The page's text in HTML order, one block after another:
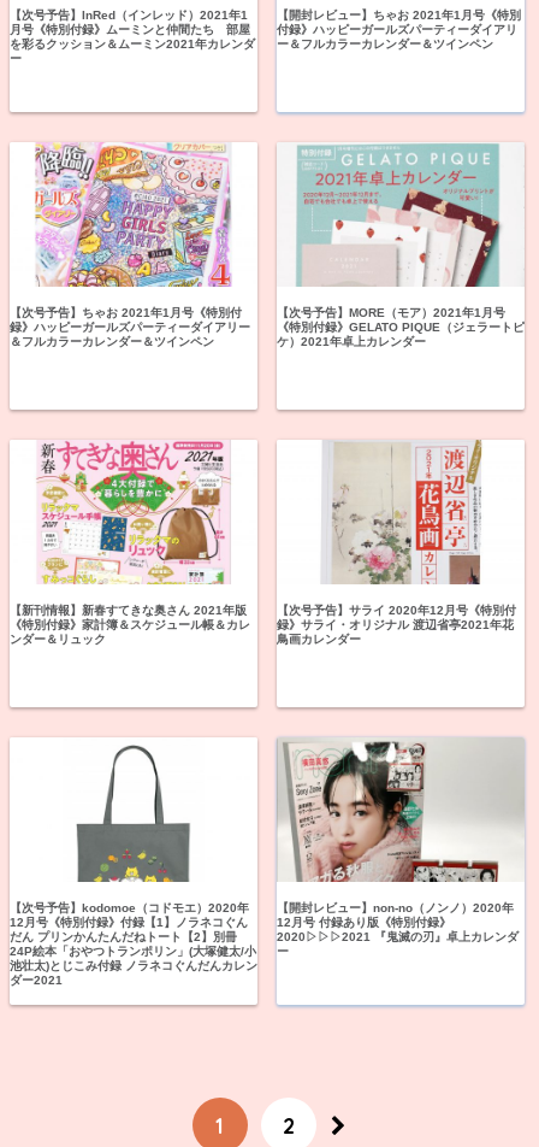
【次号予告】InRed（インレッド）2021年1
月号《特別付録》ムーミンと仲間たち 部屋
を彩るクッション＆ムーミン2021年カレンダ
ー
【開封レビュー】ちゃお 2021年1月号《特別
付録》ハッピーガールズパーティーダイアリ
ー＆フルカラーカレンダー＆ツインペン
【次号予告】ちゃお 2021年1月号《特別付
録》ハッピーガールズパーティーダイアリー
＆フルカラーカレンダー＆ツインペン
【次号予告】MORE（モア）2021年1月号
《特別付録》GELATO PIQUE（ジェラートピ
ケ）2021年卓上カレンダー
【新刊情報】新春すてきな奥さん 2021年版
《特別付録》家計簿＆スケジュール帳＆カレ
ンダー＆リュック
【次号予告】サライ 2020年12月号《特別付
録》サライ・オリジナル 渡辺省亭2021年花
鳥画カレンダー
【次号予告】kodomoe（コドモエ）2020年
12月号《特別付録》付録【1】ノラネコぐん
だん プリンかんたんだねトート【2】別冊
24P絵本「おやつトランポリン」(大塚健太/小
池壮太)とじこみ付録 ノラネコぐんだんカレン
ダー2021
【開封レビュー】non-no（ノンノ）2020年
12月号 付録あり版《特別付録》
2020▷▷▷2021 『鬼滅の刃』卓上カレンダ
ー
1 2